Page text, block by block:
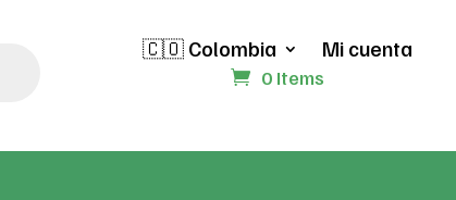
🇨🇴 Colombia Mi cuenta
0 Items